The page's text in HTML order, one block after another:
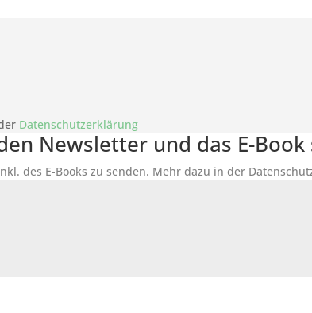
Datenschutzerklärung
Newsletter und das E-Book
des E-Books zu senden. Mehr dazu in der